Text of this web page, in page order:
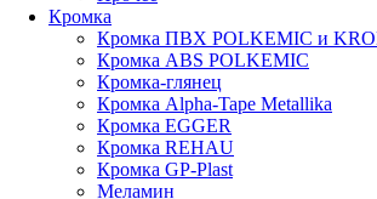
Кромка
Кромка ПВХ POLKEMIC и
Кромка ABS POLKEMIС
Кромка-глянец
Кромка Alpha-Tape Metallika
Кромка EGGER
Кромка REHAU
Кромка GP-Plast
Меламин